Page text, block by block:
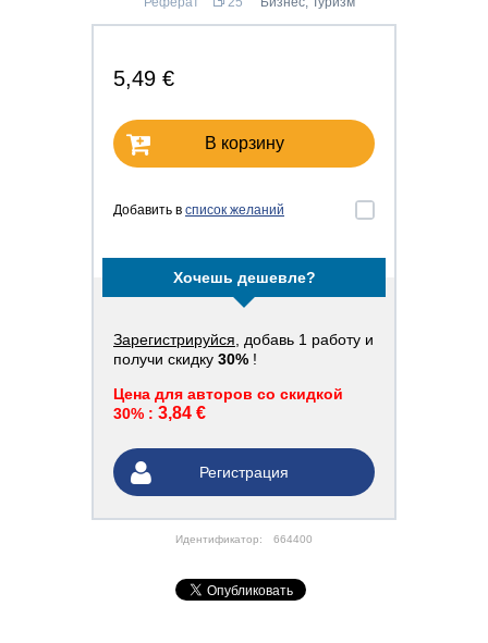
5,49 €
В корзину
Добавить в список желаний
Хочешь дешевле?
Зарегистрируйся , добавь 1 работу и
получи скидку 30% !
Цена для авторов со скидкой
30% : 3,84 €
Регистрация
Идентификатор: 664400